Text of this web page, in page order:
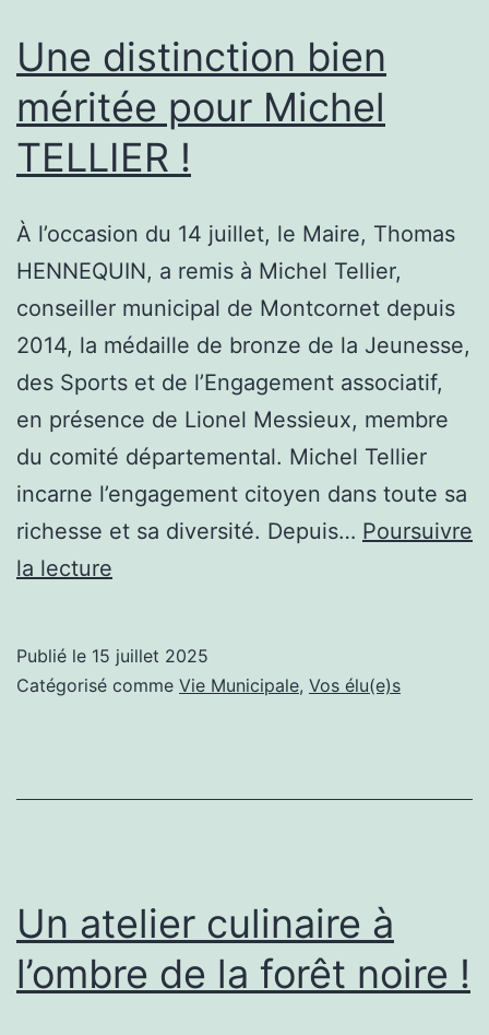
Une distinction bien
méritée pour Michel
TELLIER !
À l’occasion du 14 juillet, le Maire, Thomas
HENNEQUIN, a remis à Michel Tellier,
conseiller municipal de Montcornet depuis
2014, la médaille de bronze de la Jeunesse,
des Sports et de l’Engagement associatif,
en présence de Lionel Messieux, membre
du comité départemental. Michel Tellier
incarne l’engagement citoyen dans toute sa
richesse et sa diversité. Depuis… Poursuivre
la lecture
méritée
Publié le 15 juillet 2025
Catégorisé comme Vie Municipale, Vos élu(e)s
Un atelier culinaire à
l’ombre de la forêt noire !